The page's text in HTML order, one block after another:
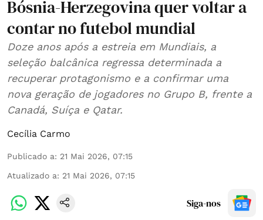
Bósnia-Herzegovina quer voltar a
contar no futebol mundial
Doze anos após a estreia em Mundiais, a
seleção balcânica regressa determinada a
recuperar protagonismo e a confirmar uma
nova geração de jogadores no Grupo B, frente a
Canadá, Suíça e Qatar.
Cecília Carmo
Publicado a: 21 Mai 2026, 07:15
Atualizado a: 21 Mai 2026, 07:15
Siga-nos